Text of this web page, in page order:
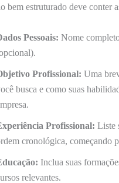
bem estruturado deve conter
Pessoais: Nome
Profissional: Uma
busca e como suas
Profissional: Liste
cronológica, começando
Inclua suas
relevantes.